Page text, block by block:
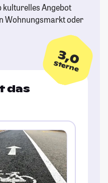
kulturelles Angebot
Wohnungsmarkt oder
3,0
Sterne
das